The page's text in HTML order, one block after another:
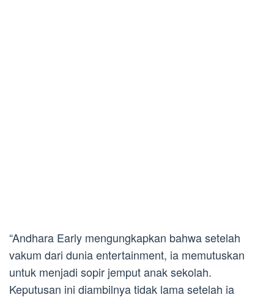
“Andhara Early mengungkapkan bahwa setelah
vakum dari dunia entertainment, ia memutuskan
untuk menjadi sopir jemput anak sekolah.
Keputusan ini diambilnya tidak lama setelah ia